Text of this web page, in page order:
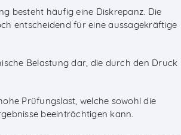
besteht häufig eine Diskrepanz. Die
entscheidend für eine aussagekräftige
Belastung dar, die durch den Druck
Prüfungslast, welche sowohl die
beeinträchtigen kann.